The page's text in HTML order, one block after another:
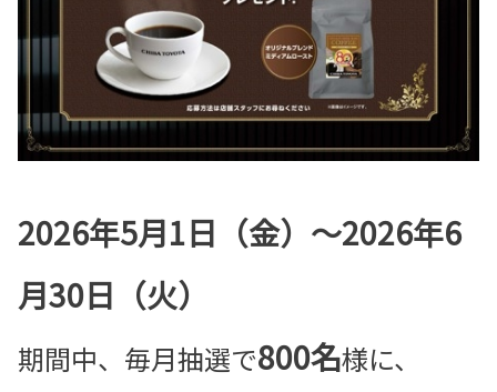
2026年5月1日（金）〜2026年6
月30日（火）
期間中、毎月抽選で800名様に、